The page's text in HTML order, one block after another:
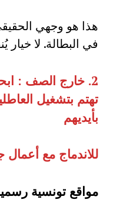
هذا هو وجهي
في البطالة. لا خيار
2. خارج الصف :
تهتم بتشغيل
بأيديهم
للاندماج مع أعمال
مواقع تونسية